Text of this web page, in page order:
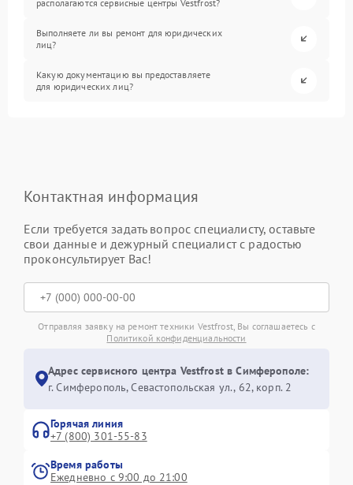
располагаются сервисные центры Vestfrost?
Выполняете ли вы ремонт для юридических
лиц?
Какую документацию вы предоставляете
для юридических лиц?
Контактная информация
Если требуется задать вопрос специалисту, оставьте
свои данные и дежурный специалист с радостью
проконсультирует Вас!
Отправляя заявку на ремонт техники Vestfrost, Вы соглашаетесь с
Политикой конфиденциальности
Адрес сервисного центра Vestfrost в Симферополе:
г. Симферополь, Севастопольская ул., 62, корп. 2
Горячая линия
+7 (800) 301-55-83
Время работы
Ежедневно с 9:00 до 21:00